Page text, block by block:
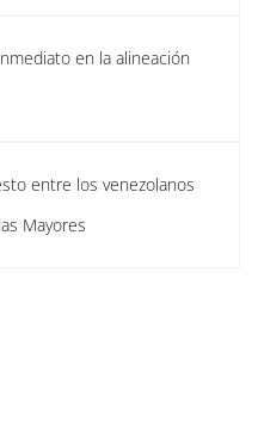
en la alineación
entre los venezolanos
Mayores